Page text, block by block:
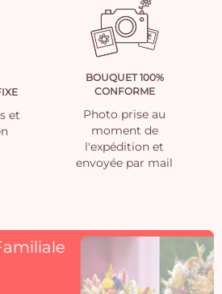
et
BOUQUET 100%
CONFORME
Photo prise au
moment de
l'expédition et
envoyée par mail
Découvrez
Rosacadaques